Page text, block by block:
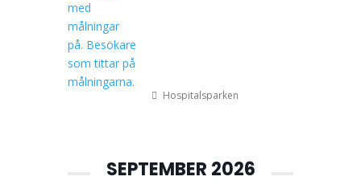
Hospitalsparken
SEPTEMBER 2026